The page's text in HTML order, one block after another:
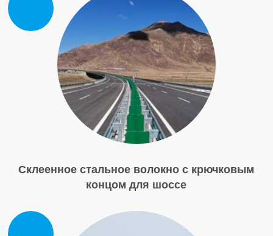
Склеенное стальное волокно с крючковым
концом для шоссе